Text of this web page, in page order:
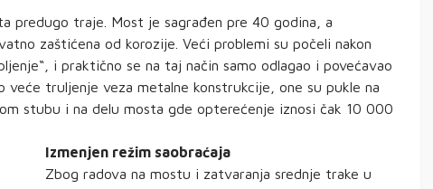
predugo traje. Most je sagrađen pre 40 godina, a
zaštićena od korozije. Veći problemi su počeli nakon
i praktično se na taj način samo odlagao i povećavao
truljenje veza metalne konstrukcije, one su pukle na
stubu i na delu mosta gde opterećenje iznosi čak 10 000
Izmenjen režim saobraćaja
Zbog radova na mostu i zatvaranja srednje trake u